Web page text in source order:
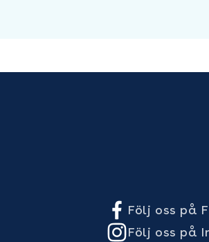
Följ oss på
Följ oss på